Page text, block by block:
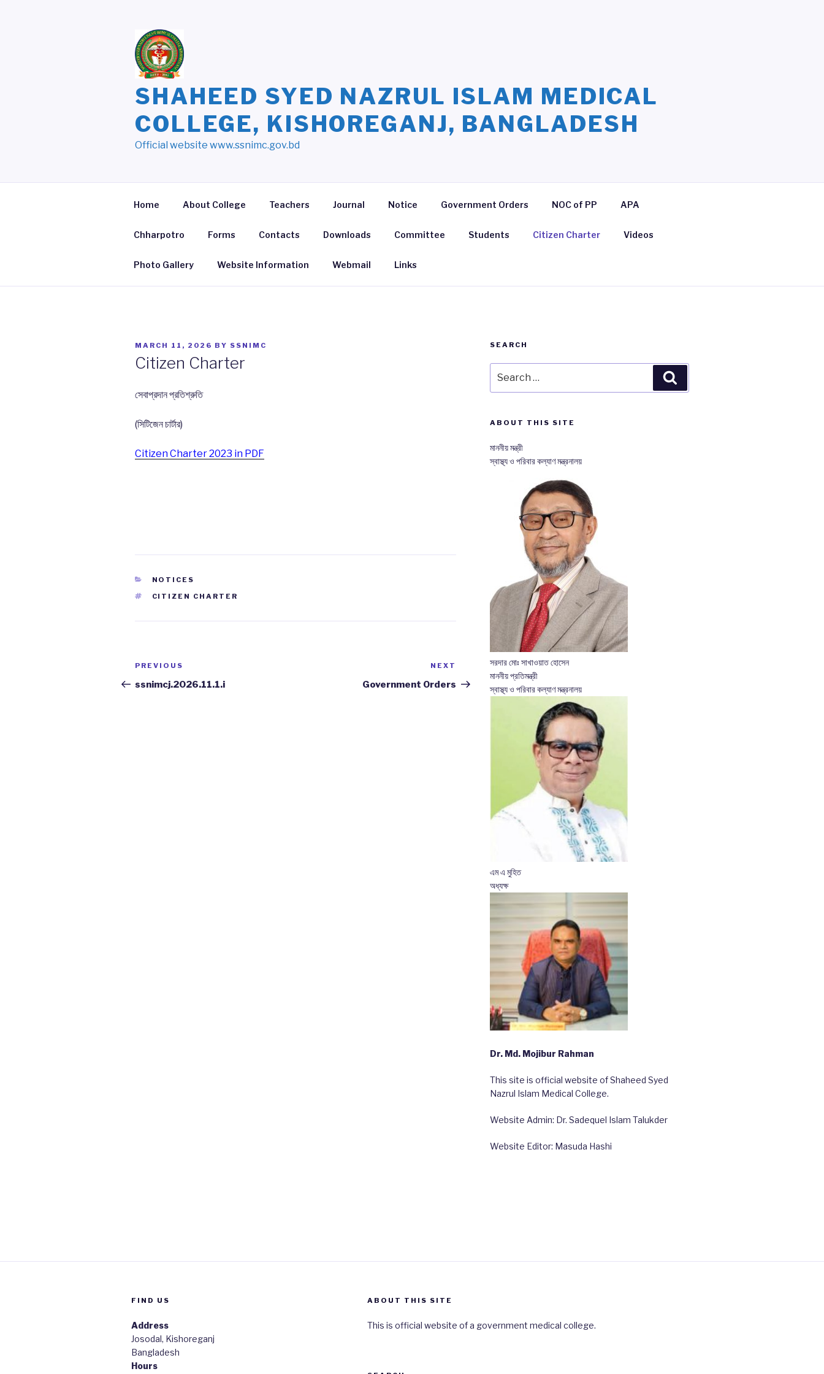
SHAHEED SYED NAZRUL ISLAM MEDICAL
COLLEGE, KISHOREGANJ, BANGLADESH
Official website www.ssnimc.gov.bd
Home About College Teachers Journal Notice Government Orders NOC of PP APA
Chharpotro Forms Contacts Downloads Committee Students Citizen Charter Videos
Photo Gallery Website Information Webmail Links
POSTED
ON
MARCH 11, 2026 BY SSNIMC
Citizen Charter
সেবাপ্রদান প্রতিশ্রুতি
(সিটিজেন চার্টার)
Citizen Charter 2023 in PDF
CATEGORIES
NOTICES
TAGS
CITIZEN CHARTER
Post
navigation
Previous
Post
PREVIOUS
ssnimcj.2026.11.1.i
Post
NEXT
Government Orders
SEARCH
for:
ABOUT THIS SITE
মাননীয় মন্ত্রী
স্বাস্থ্য ও পরিবার কল্যাণ মন্ত্রনালয়
সরদার মোঃ সাখাওয়াত হোসেন
মাননীয় প্রতিমন্ত্রী
স্বাস্থ্য ও পরিবার কল্যাণ মন্ত্রনালয়
এম এ মুহিত
অধ্যক্ষ
Dr. Md. Mojibur Rahman
This site is official website of Shaheed Syed
Nazrul Islam Medical College.
Website Admin: Dr. Sadequel Islam Talukder
Website Editor: Masuda Hashi
FIND US
Address
Josodal, Kishoreganj
Bangladesh
Hours
ABOUT THIS SITE
This is official website of a government medical college.